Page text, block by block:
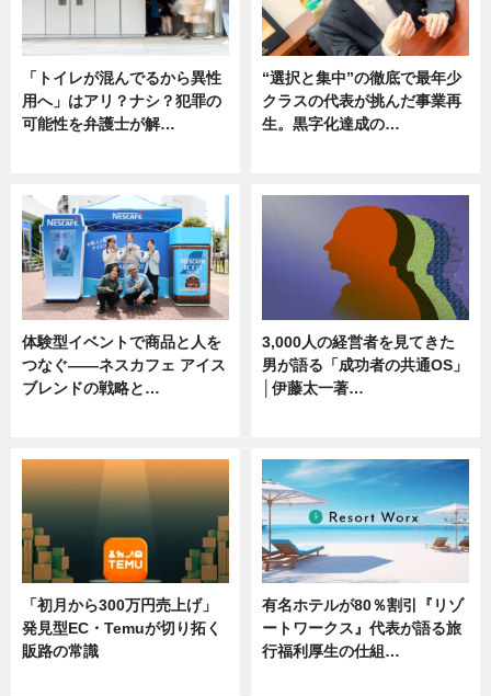
「トイレが混んでるから異性
用へ」はアリ？ナシ？犯罪の
可能性を弁護士が解…
“選択と集中”の徹底で最年少
クラスの代表が挑んだ事業再
生。黒字化達成の…
体験型イベントで商品と人を
つなぐ――ネスカフェ アイス
ブレンドの戦略と…
3,000人の経営者を見てきた
男が語る「成功者の共通OS」
│伊藤太一著…
「初月から300万円売上げ」
発見型EC・Temuが切り拓く
販路の常識
有名ホテルが80％割引『リゾ
ートワークス』代表が語る旅
行福利厚生の仕組…